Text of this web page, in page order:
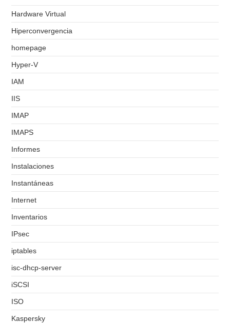
Hardware Virtual
Hiperconvergencia
homepage
Hyper-V
IAM
IIS
IMAP
IMAPS
Informes
Instalaciones
Instantáneas
Internet
Inventarios
IPsec
iptables
isc-dhcp-server
iSCSI
ISO
Kaspersky